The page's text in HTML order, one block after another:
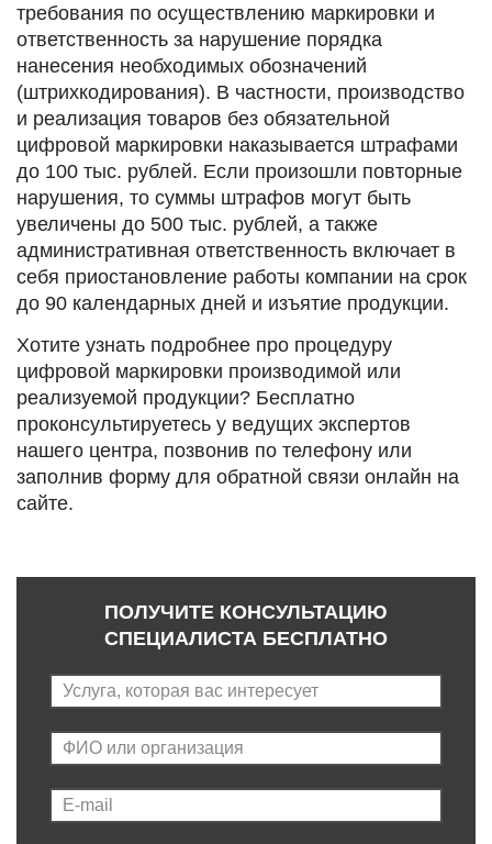
требования по осуществлению маркировки и
ответственность за нарушение порядка
нанесения необходимых обозначений
(штрихкодирования). В частности, производство
и реализация товаров без обязательной
цифровой маркировки наказывается штрафами
до 100 тыс. рублей. Если произошли повторные
нарушения, то суммы штрафов могут быть
увеличены до 500 тыс. рублей, а также
административная ответственность включает в
себя приостановление работы компании на срок
до 90 календарных дней и изъятие продукции.
Хотите узнать подробнее про процедуру
цифровой маркировки производимой или
реализуемой продукции? Бесплатно
проконсультируетесь у ведущих экспертов
нашего центра, позвонив по телефону или
заполнив форму для обратной связи онлайн на
сайте.
ПОЛУЧИТЕ КОНСУЛЬТАЦИЮ
СПЕЦИАЛИСТА БЕСПЛАТНО